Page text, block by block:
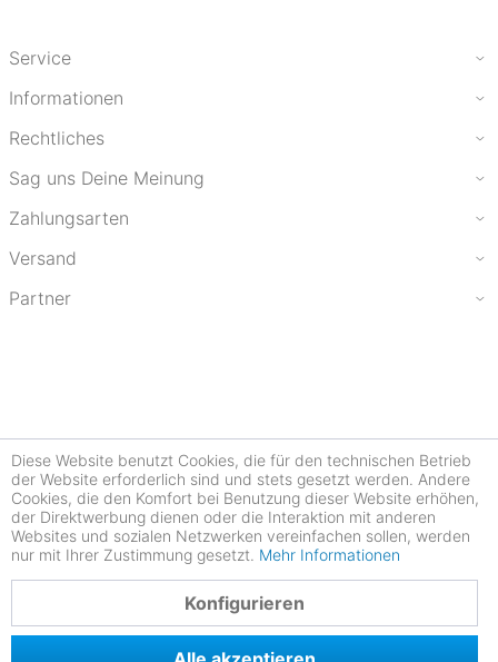
Service
Informationen
Rechtliches
Sag uns Deine Meinung
Zahlungsarten
Versand
Partner
Diese Website benutzt Cookies, die für den technischen Betrieb
der Website erforderlich sind und stets gesetzt werden. Andere
Cookies, die den Komfort bei Benutzung dieser Website erhöhen,
der Direktwerbung dienen oder die Interaktion mit anderen
Websites und sozialen Netzwerken vereinfachen sollen, werden
nur mit Ihrer Zustimmung gesetzt. Mehr Informationen
Konfigurieren